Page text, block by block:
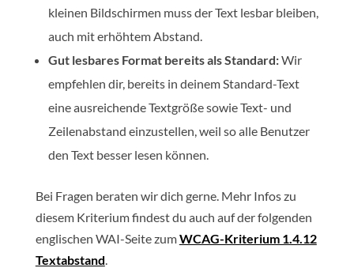
kleinen Bildschirmen muss der Text lesbar bleiben,
auch mit erhöhtem Abstand.
Gut lesbares Format bereits als Standard:Wir
empfehlen dir, bereits in deinem Standard-Text
eine ausreichende Textgröße sowie Text- und
Zeilenabstand einzustellen, weil so alle Benutzer
den Text besser lesen können.
Bei Fragen beraten wir dich gerne. Mehr Infos zu
diesem Kriterium findest du auch auf der folgenden
englischen WAI-Seite zumWCAG-Kriterium 1.4.12
Textabstand